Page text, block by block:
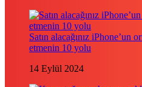
Satın alacağınız iPhone’un
etmenin 10 yolu
14 Eylül 2024